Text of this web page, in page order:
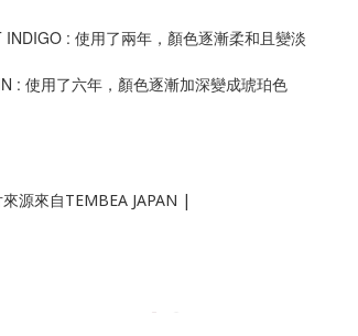
INDIGO : 使用了兩年，顏色逐漸柔和且變淡
: 使用了六年，顏色逐漸加深變成琥珀色
來源來自 TEMBEA JAPAN |